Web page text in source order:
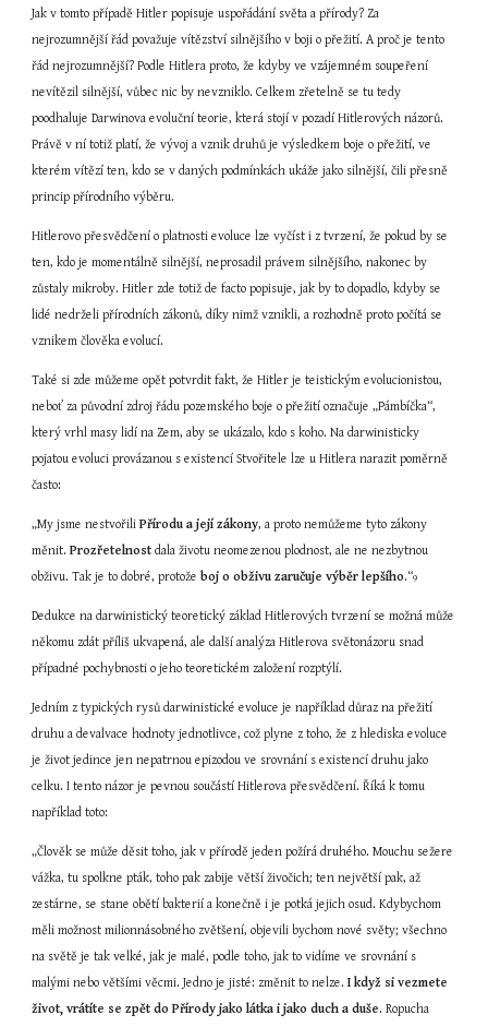
Jak v tomto případě Hitler popisuje uspořádání světa a přírody? Za
nejrozumnější řád považuje vítězství silnějšího v boji o přežití. A proč je tento
řád nejrozumnější? Podle Hitlera proto, že kdyby ve vzájemném soupeření
nevítězil silnější, vůbec nic by nevzniklo. Celkem zřetelně se tu tedy
poodhaluje Darwinova evoluční teorie, která stojí v pozadí Hitlerových názorů.
Právě v ní totiž platí, že vývoj a vznik druhů je výsledkem boje o přežití, ve
kterém vítězí ten, kdo se v daných podmínkách ukáže jako silnější, čili přesně
princip přírodního výběru.
Hitlerovo přesvědčení o platnosti evoluce lze vyčíst i z tvrzení, že pokud by se
ten, kdo je momentálně silnější, neprosadil právem silnějšího, nakonec by
zůstaly mikroby. Hitler zde totiž de facto popisuje, jak by to dopadlo, kdyby se
lidé nedrželi přírodních zákonů, díky nimž vznikli, a rozhodně proto počítá se
vznikem člověka evolucí.
Také si zde můžeme opět potvrdit fakt, že Hitler je teistickým evolucionistou,
neboť za původní zdroj řádu pozemského boje o přežití označuje „Pámbíčka“,
který vrhl masy lidí na Zem, aby se ukázalo, kdo s koho. Na darwinisticky
pojatou evoluci provázanou s existencí Stvořitele lze u Hitlera narazit poměrně
často:
„My jsme nestvořili Přírodu a její zákony, a proto nemůžeme tyto zákony
měnit. Prozřetelnost dala životu neomezenou plodnost, ale ne nezbytnou
obživu. Tak je to dobré, protože boj o obživu zaručuje výběr lepšího.“9
Dedukce na darwinistický teoretický základ Hitlerových tvrzení se možná může
někomu zdát příliš ukvapená, ale další analýza Hitlerova světonázoru snad
případné pochybnosti o jeho teoretickém založení rozptýlí.
Jedním z typických rysů darwinistické evoluce je například důraz na přežití
druhu a devalvace hodnoty jednotlivce, což plyne z toho, že z hlediska evoluce
je život jedince jen nepatrnou epizodou ve srovnání s existencí druhu jako
celku. I tento názor je pevnou součástí Hitlerova přesvědčení. Říká k tomu
například toto:
„Člověk se může děsit toho, jak v přírodě jeden požírá druhého. Mouchu sežere
vážka, tu spolkne pták, toho pak zabije větší živočich; ten největší pak, až
zestárne, se stane obětí bakterií a konečně i je potká jejich osud. Kdybychom
měli možnost milionnásobného zvětšení, objevili bychom nové světy; všechno
na světě je tak velké, jak je malé, podle toho, jak to vidíme ve srovnání s
malými nebo většími věcmi. Jedno je jisté: změnit to nelze. I když si vezmete
život, vrátíte se zpět do Přírody jako látka i jako duch a duše. Ropucha